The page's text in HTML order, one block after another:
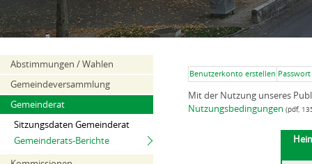
Abstimmungen / Wahlen
Gemeindeversammlung
Gemeinderat
Sitzungsdaten Gemeinderat
Gemeinderats-Berichte
Benutzerkonto erstellen
Mit der Nutzung unseres
Nutzungsbedingungen (pdf,